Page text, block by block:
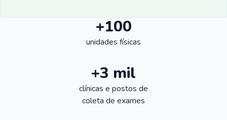
+100
unidades físicas
+3 mil
clínicas e postos de
coleta de exames